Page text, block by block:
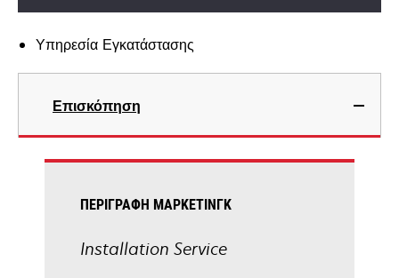
Υπηρεσία Εγκατάστασης
Επισκόπηση
ΠΕΡΙΓΡΑΦΉ ΜΆΡΚΕΤΙΝΓΚ
Installation Service